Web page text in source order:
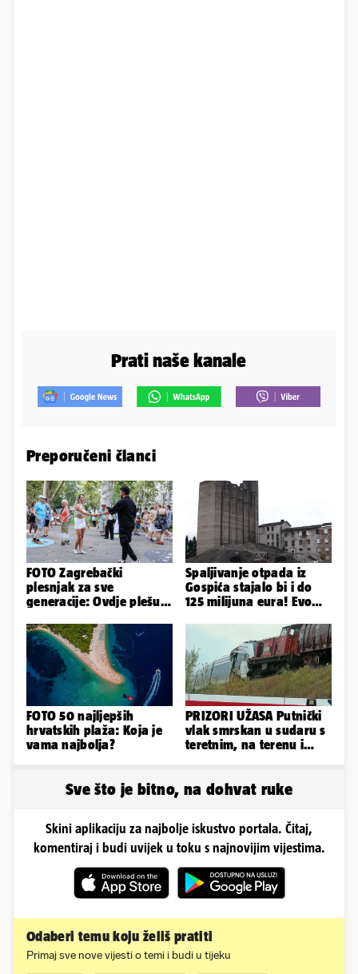
Prati naše kanale
Preporučeni članci
FOTO Zagrebački
plesnjak za sve
generacije: Ovdje plešu
Spaljivanje otpada iz
Gospića stajalo bi i do
125 milijuna eura! Evo
FOTO 50 najljepših
hrvatskih plaža: Koja je
vama najbolja?
PRIZORI UŽASA Putnički
vlak smrskan u sudaru s
teretnim, na terenu i
Sve što je bitno, na dohvat ruke
Skini aplikaciju za najbolje iskustvo portala. Čitaj,
komentiraj i budi uvijek u toku s najnovijim vijestima.
Odaberi temu koju želiš pratiti
Primaj sve nove vijesti o temi i budi u tijeku